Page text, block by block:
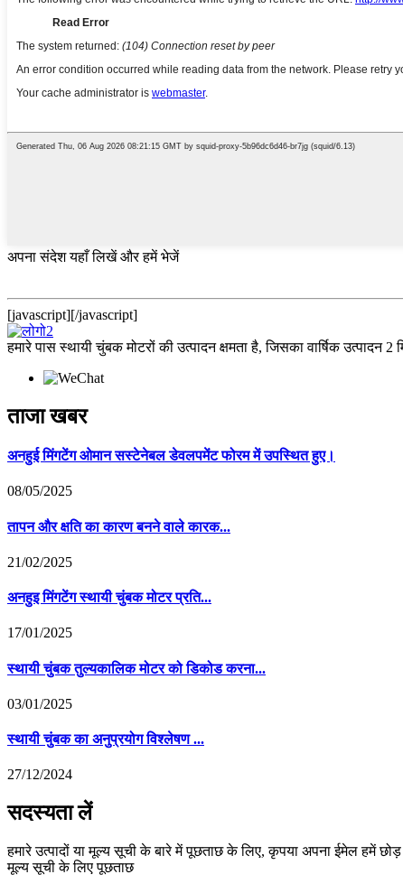
अपना संदेश यहाँ लिखें और हमें भेजें
[javascript][/javascript]
हमारे पास स्थायी चुंबक मोटरों की उत्पादन क्षमता है, जिसका वार्षिक उत्पादन
ताजा खबर
अनहुई मिंगटेंग ओमान सस्टेनेबल डेवलपमेंट फोरम में उपस्थित हुए।
08/05/2025
तापन और क्षति का कारण बनने वाले कारक...
21/02/2025
अनहुइ मिंगटेंग स्थायी चुंबक मोटर प्रति...
17/01/2025
स्थायी चुंबक तुल्यकालिक मोटर को डिकोड करना...
03/01/2025
स्थायी चुंबक का अनुप्रयोग विश्लेषण ...
27/12/2024
सदस्यता लें
हमारे उत्पादों या मूल्य सूची के बारे में पूछताछ के लिए, कृपया अपना ईमेल हमें
मूल्य सूची के लिए पूछताछ